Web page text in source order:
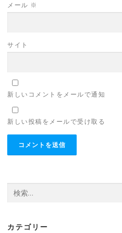
メール ※
サイト
新しいコメントをメールで通知
新しい投稿をメールで受け取る
索:
カテゴリー